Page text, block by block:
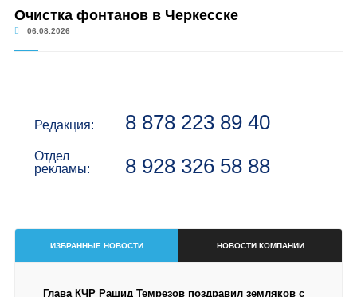
Очистка фонтанов в Черкесске
06.08.2026
Редакция: 8 878 223 89 40
Отдел
рекламы:
8 928 326 58 88
ИЗБРАННЫЕ НОВОСТИ НОВОСТИ КОМПАНИИ
Глава КЧР Рашид Темрезов поздравил земляков с